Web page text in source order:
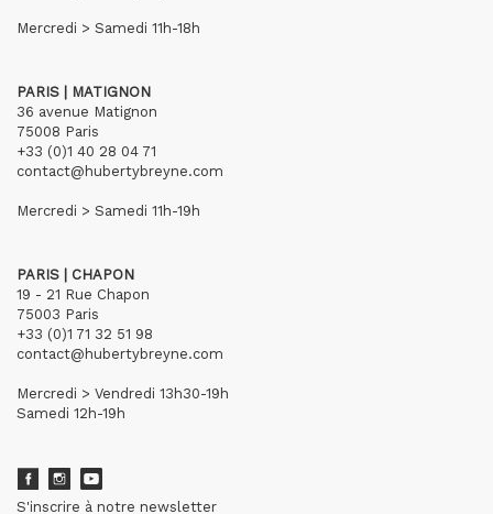
Mercredi > Samedi 11h-18h
PARIS | MATIGNON
36 avenue Matignon
75008 Paris
+33 (0)1 40 28 04 71
contact@hubertybreyne.com
Mercredi > Samedi 11h-19h
PARIS | CHAPON
19 - 21 Rue Chapon
75003 Paris
+33 (0)1 71 32 51 98
contact@hubertybreyne.com
Mercredi > Vendredi 13h30-19h
Samedi 12h-19h
S'inscrire à notre newsletter